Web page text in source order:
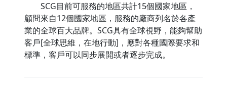
SCG目前可服務的地區共計15個國家地區，
顧問來自12個國家地區，服務的廠商列名於各產
業的全球百大品牌。SCG具有全球視野，能夠幫助
客戶[全球思維，在地行動]，應對各種國際要求和
標準，客戶可以同步展開或者逐步完成。